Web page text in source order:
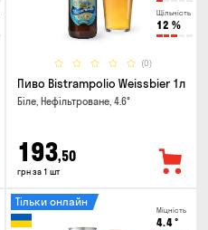
Щільність
12 %
(0)
Пиво Bistrampolio Weissbier 1л
Біле, Нефільтроване, 4.6°
193,50
грн за 1 шт
Міцність
4.4°
Тільки онлайн